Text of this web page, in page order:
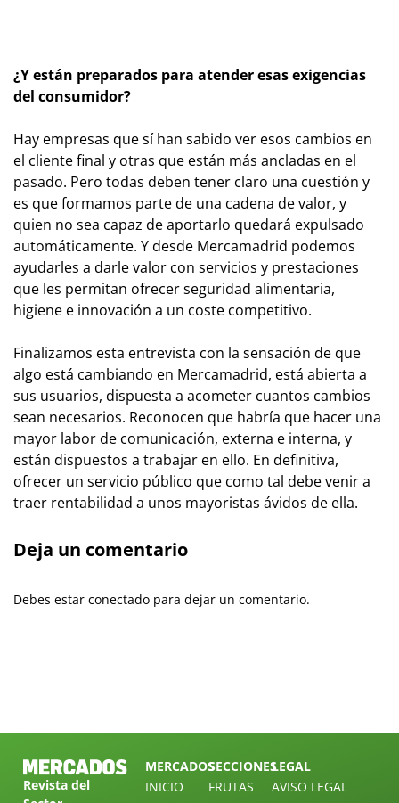
¿Y están preparados para atender esas exigencias
del consumidor?
Hay empresas que sí han sabido ver esos cambios en
el cliente final y otras que están más ancladas en el
pasado. Pero todas deben tener claro una cuestión y
es que formamos parte de una cadena de valor, y
quien no sea capaz de aportarlo quedará expulsado
automáticamente. Y desde Mercamadrid podemos
ayudarles a darle valor con servicios y prestaciones
que les permitan ofrecer seguridad alimentaria,
higiene e innovación a un coste competitivo.
Finalizamos esta entrevista con la sensación de que
algo está cambiando en Mercamadrid, está abierta a
sus usuarios, dispuesta a acometer cuantos cambios
sean necesarios. Reconocen que habría que hacer una
mayor labor de comunicación, externa e interna, y
están dispuestos a trabajar en ello. En definitiva,
ofrecer un servicio público que como tal debe venir a
traer rentabilidad a unos mayoristas ávidos de ella.
Deja un comentario
Debes estar conectado para dejar un comentario.
Revista del
MERCADOS
INICIO
SECCIONES
FRUTAS
LEGAL
AVISO LEGAL